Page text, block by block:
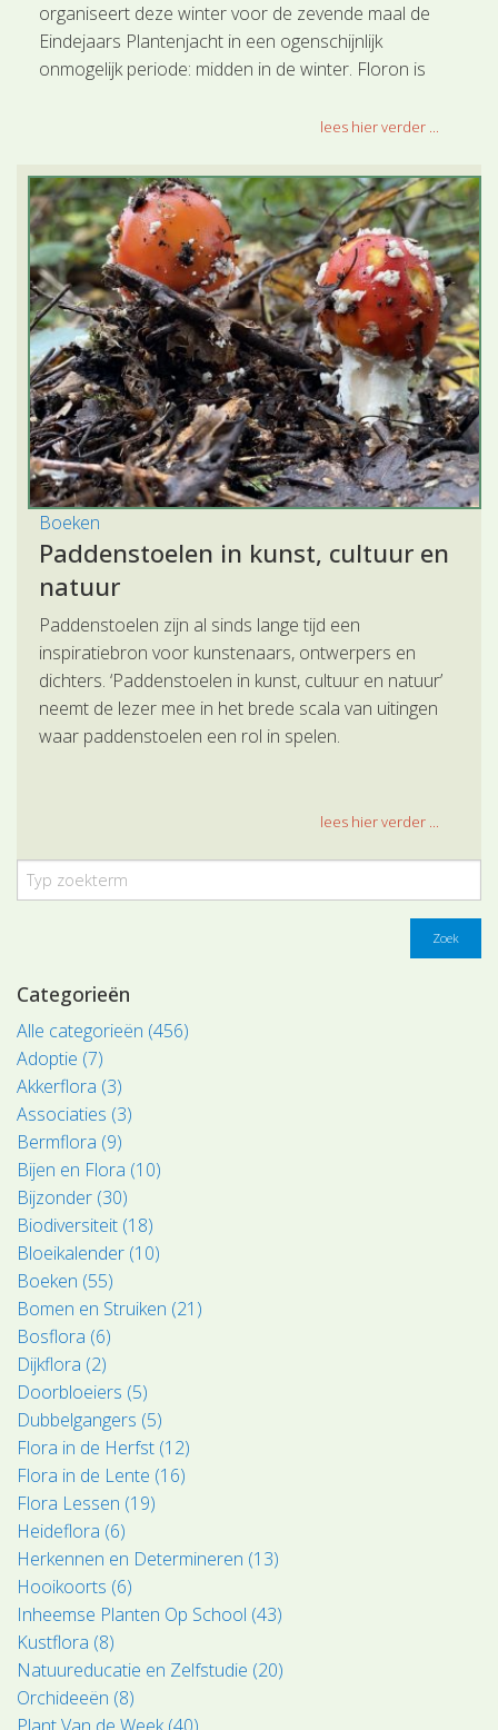
organiseert deze winter voor de zevende maal de
Eindejaars Plantenjacht in een ogenschijnlijk
onmogelijk periode: midden in de winter. Floron is
bloei staan en welke bloeiende plant het meest wordt
lees hier verder ...
Boeken
Paddenstoelen in kunst, cultuur en
natuur
Paddenstoelen zijn al sinds lange tijd een
inspiratiebron voor kunstenaars, ontwerpers en
dichters. ‘Paddenstoelen in kunst, cultuur en natuur’
neemt de lezer mee in het brede scala van uitingen
waar paddenstoelen een rol in spelen.
lees hier verder ...
Zoek
Categorieën
Alle categorieën (456)
Adoptie (7)
Akkerflora (3)
Associaties (3)
Bermflora (9)
Bijen en Flora (10)
Bijzonder (30)
Biodiversiteit (18)
Bloeikalender (10)
Boeken (55)
Bomen en Struiken (21)
Bosflora (6)
Dijkflora (2)
Doorbloeiers (5)
Dubbelgangers (5)
Flora in de Herfst (12)
Flora in de Lente (16)
Flora Lessen (19)
Heideflora (6)
Herkennen en Determineren (13)
Hooikoorts (6)
Inheemse Planten Op School (43)
Kustflora (8)
Natuureducatie en Zelfstudie (20)
Orchideeën (8)